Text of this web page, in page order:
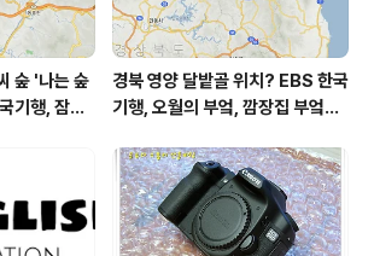
숲 '나는 숲
기행, 잠시
한 곳, (구)
경북 영양 달밭골 위치? EBS 한국
기행, 오월의 부엌, 깜장집 부엌은
어디? / 경상북도 영양군 가볼 만
한 곳, 영양읍 상원리. KBS 인간극
장 임분노미 할머니